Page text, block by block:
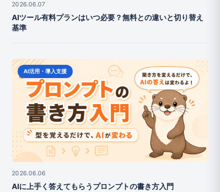
2026.06.07
AIツール有料プランはいつ必要？無料との違いと切り替え
基準
AI活用・導入支援
2026.06.06
AIに上手く答えてもらうプロンプトの書き方入門